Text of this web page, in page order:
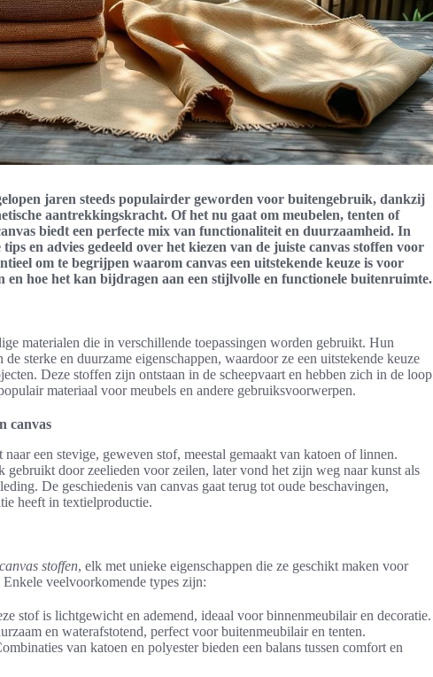
jaren steeds populairder geworden voor buitengebruik, dankzij
aantrekkingskracht. Of het nu gaat om meubelen, tenten of
biedt een perfecte mix van functionaliteit en duurzaamheid. In
tips en advies gedeeld over het kiezen van de juiste canvas stoffen voor
om te begrijpen waarom canvas een uitstekende keuze is voor
en hoe het kan bijdragen aan een stijlvolle en functionele buitenruimte.
materialen die in verschillende toepassingen worden gebruikt. Hun
sterke en duurzame eigenschappen, waardoor ze een uitstekende keuze
Deze stoffen zijn ontstaan in de scheepvaart en hebben zich in de loop
materiaal voor meubels en andere gebruiksvoorwerpen.
canvas
naar een stevige, geweven stof, meestal gemaakt van katoen of linnen.
gebruikt door zeelieden voor zeilen, later vond het zijn weg naar kunst als
De geschiedenis van canvas gaat terug tot oude beschavingen,
heeft in textielproductie.
stoffen, elk met unieke eigenschappen die ze geschikt maken voor
veelvoorkomende types zijn:
stof is lichtgewicht en ademend, ideaal voor binnenmeubilair en decoratie.
en waterafstotend, perfect voor buitenmeubilair en tenten.
van katoen en polyester bieden een balans tussen comfort en